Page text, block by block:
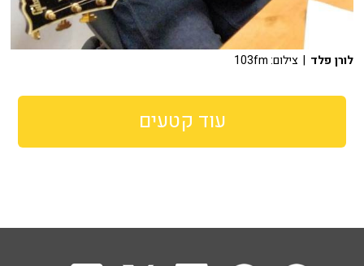
לורן פלד | צילום: 103fm
עוד קטעים